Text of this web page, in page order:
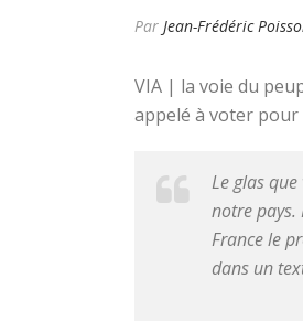
Par Jean-Frédéric
VIA | la voie du
appelé à voter pour
Le glas
notre pays.
France le
dans un